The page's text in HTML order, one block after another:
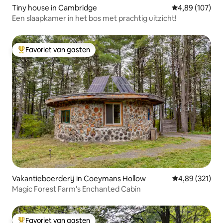
Tiny house in Cambridge Gemiddelde
4,89 (107)
Een slaapkamer in het bos met prachtig uitzicht!
Topfavoriet van gasten
Favoriet van gasten
Vakantieboerderij in Coeymans Hollow Gemiddelde
4,89 (321)
Magic Forest Farm's Enchanted Cabin
Favoriet van gasten